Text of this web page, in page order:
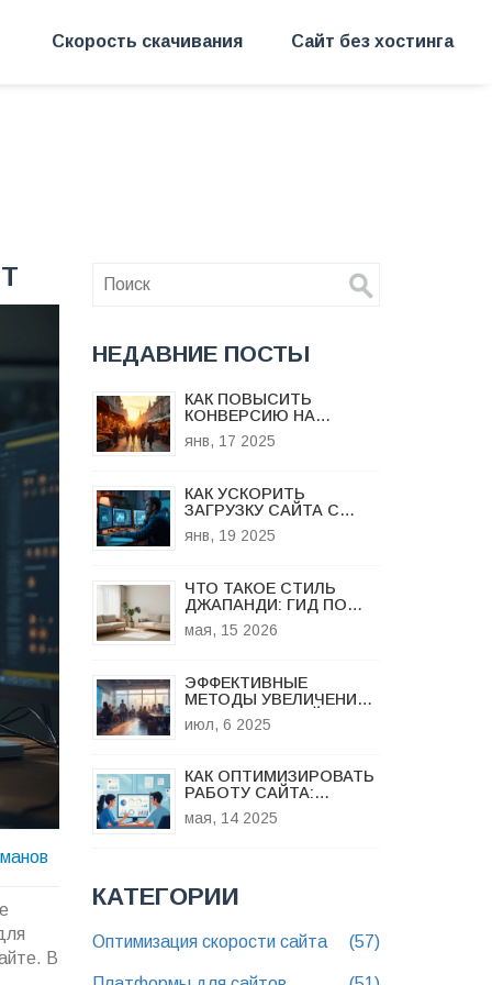
Скорость скачивания Сайт без хостинга
В
НЕДАВНИЕ ПОСТЫ
КАК ПОВЫСИТЬ
КОНВЕРСИЮ НА
ПРОДАЮЩЕМ
ЛЕНДИНГЕ:
янв, 17 2025
КАК УСКОРИТЬ
ЗАГРУЗКУ САЙТА С
ПОМОЩЬЮ SEO-
ПРАКТИК
янв, 19 2025
ЧТО ТАКОЕ СТИЛЬ
ДЖАПАНДИ: ГИД ПО
ЯПОНСКО-
СКАНДИНАВСКОМУ
мая, 15 2026
ЭФФЕКТИВНЫЕ
МЕТОДЫ УВЕЛИЧЕНИЯ
КОНВЕРСИИ САЙТА:
ЛУЧШИЕ ПРАКТИКИ И
июл, 6 2025
КАК ОПТИМИЗИРОВАТЬ
РАБОТУ САЙТА:
УСКОРЯЕМ ЗАГРУЗКУ
БЕЗ БОЛИ
мая, 14 2025
КАТЕГОРИИ
Оптимизация скорости сайта (57)